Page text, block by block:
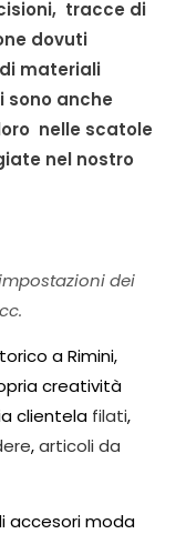
tracce di
dovuti
materiali
sono anche
nelle scatole
nel nostro
dei
a Rimini,
creatività
clientela filati,
,articoli da
accesori moda